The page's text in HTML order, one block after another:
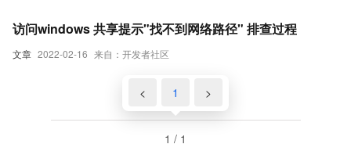
文章 2022-02-16 来自：开发者社区
访问windows 共享提示"找不到网络路径" 排查过程
< 1 >
1 / 1